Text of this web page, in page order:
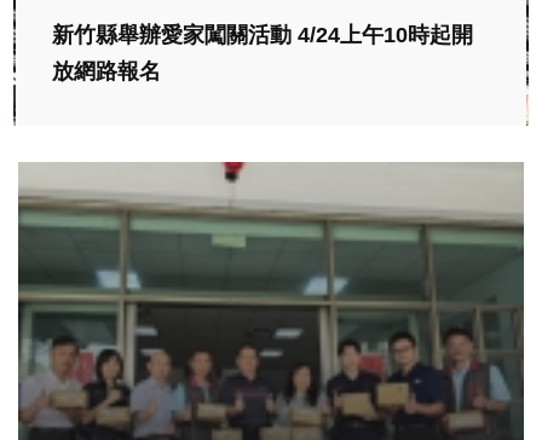
新竹縣舉辦愛家闖關活動 4/24上午10時起開
放網路報名